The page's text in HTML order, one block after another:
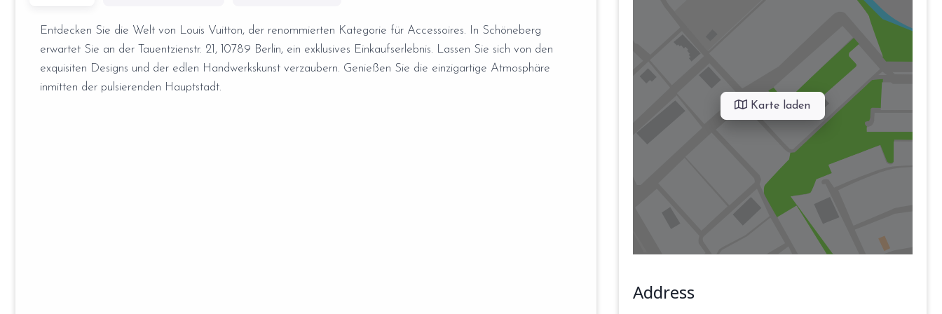
Entdecken Sie die Welt von Louis Vuitton, der renommierten Kategorie für Accessoires. In Schöneberg
erwartet Sie an der Tauentzienstr. 21, 10789 Berlin, ein exklusives Einkaufserlebnis. Lassen Sie sich von den
exquisiten Designs und der edlen Handwerkskunst verzaubern. Genießen Sie die einzigartige Atmosphäre
inmitten der pulsierenden Hauptstadt.
Karte laden
Address